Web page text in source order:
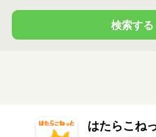
検索する
はたらこね